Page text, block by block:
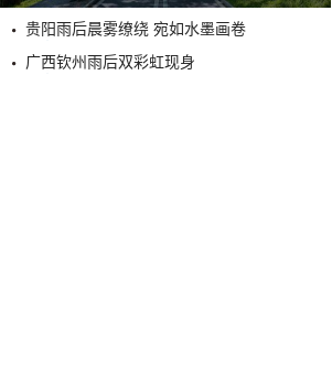
贵阳雨后晨雾缭绕 宛如水墨画卷
广西钦州雨后双彩虹现身